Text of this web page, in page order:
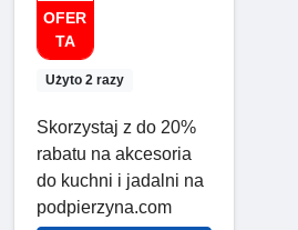
OFER
TA
Użyto 2 razy
Skorzystaj z do 20%
rabatu na akcesoria
do kuchni i jadalni na
podpierzyna.com